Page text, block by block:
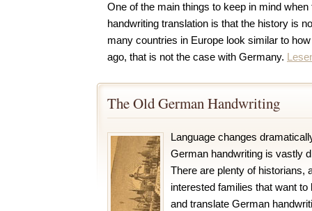
One of the main things to keep in mind
handwriting translation is that the history is
many countries in Europe look similar to
ago, that is not the case with Germany.
The Old German Handwriting
Language changes
German handwriting is vastly
There are plenty of historians,
interested families that want
and translate German